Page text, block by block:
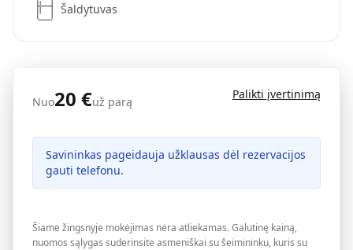
Šaldytuvas
Nuo20 €už parą
Palikti įvertinimą
Savininkas pageidauja užklausas dėl rezervacijos
gauti telefonu.
Šiame žingsnyje mokėjimas nėra atliekamas. Galutinę kainą,
nuomos sąlygas suderinsite asmeniškai su šeimininku, kuris su